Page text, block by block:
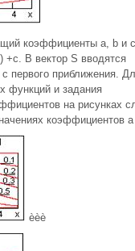
коэффициенты a, b и c
+c. В вектор S вводятся
первого приближения.
функций и задания
на рисунках
коэффициентов
èèè